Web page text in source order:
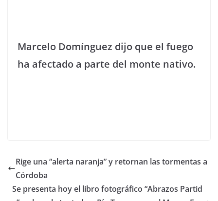
Marcelo Domínguez dijo que el fuego
ha afectado a parte del monte nativo.
Rige una “alerta naranja” y retornan las tormentas a
Córdoba
Se presenta hoy el libro fotográfico “Abrazos Partid